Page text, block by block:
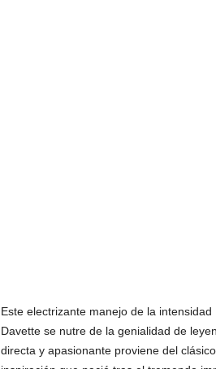
Este electrizante manejo de la
Davette se nutre de la genialidad de
directa y apasionante proviene del